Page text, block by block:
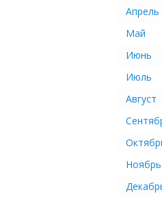
Апрель
Май
Июнь
Июль
Август
Ноябрь